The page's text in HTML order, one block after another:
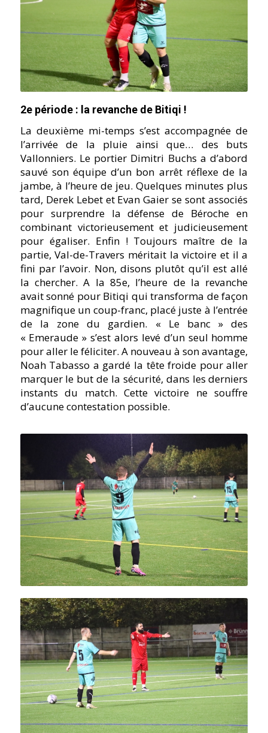
2e période : la revanche de Bitiqi !
La deuxième mi-temps s’est accompagnée de
l’arrivée de la pluie ainsi que… des buts
Vallonniers. Le portier Dimitri Buchs a d’abord
sauvé son équipe d’un bon arrêt réflexe de la
jambe, à l’heure de jeu. Quelques minutes plus
tard, Derek Lebet et Evan Gaier se sont associés
pour surprendre la défense de Béroche en
combinant victorieusement et judicieusement
pour égaliser. Enfin ! Toujours maître de la
partie, Val-de-Travers méritait la victoire et il a
fini par l’avoir. Non, disons plutôt qu’il est allé
la chercher. A la 85e, l’heure de la revanche
avait sonné pour Bitiqi qui transforma de façon
magnifique un coup-franc, placé juste à l’entrée
de la zone du gardien. « Le banc » des
« Emeraude » s’est alors levé d’un seul homme
pour aller le féliciter. A nouveau à son avantage,
Noah Tabasso a gardé la tête froide pour aller
marquer le but de la sécurité, dans les derniers
instants du match. Cette victoire ne souffre
d’aucune contestation possible.